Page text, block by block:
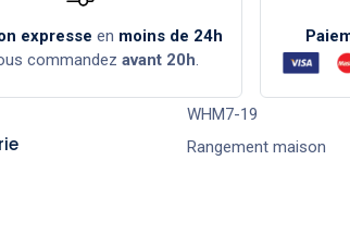
expresse en moins de 24h
commandez avant 20h.
WHM7-19
Rangement maison